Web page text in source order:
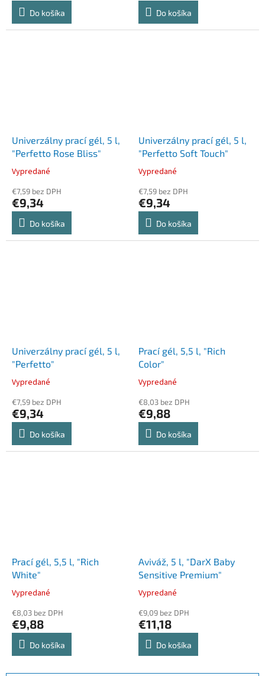
Do košíka Do košíka
Univerzálny prací gél, 5 l,
"Perfetto Rose Bliss"
Vypredané
€7,59 bez DPH
€9,34
Do košíka
Univerzálny prací gél, 5 l,
"Perfetto Soft Touch"
Vypredané
€7,59 bez DPH
€9,34
Do košíka
Univerzálny prací gél, 5 l,
"Perfetto"
Vypredané
€7,59 bez DPH
€9,34
Do košíka
Prací gél, 5,5 l, "Rich
Color"
Vypredané
€8,03 bez DPH
€9,88
Do košíka
Prací gél, 5,5 l, "Rich
White"
Vypredané
€8,03 bez DPH
€9,88
Do košíka
Aviváž, 5 l, "DarX Baby
Sensitive Premium"
Vypredané
€9,09 bez DPH
€11,18
Do košíka